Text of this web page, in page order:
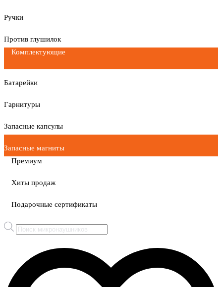
Ручки
Против глушилок
Комплектующие
Батарейки
Гарнитуры
Запасные капсулы
Запасные магниты
Премиум
Хиты продаж
Подарочные сертификаты
Поиск
товаров